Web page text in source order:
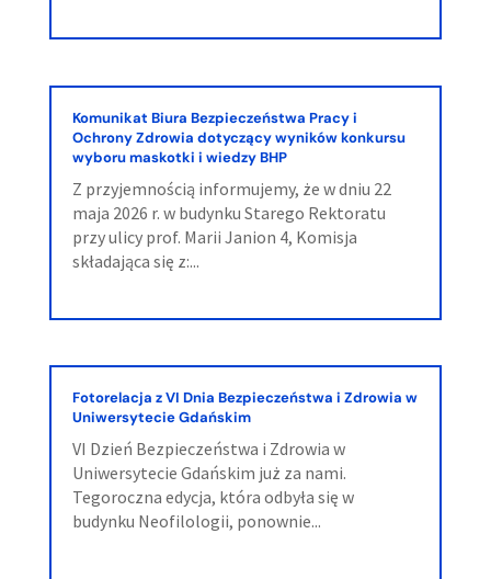
Komunikat Biura Bezpieczeństwa Pracy i
Ochrony Zdrowia dotyczący wyników konkursu
wyboru maskotki i wiedzy BHP
Z przyjemnością informujemy, że w dniu 22
maja 2026 r. w budynku Starego Rektoratu
przy ulicy prof. Marii Janion 4, Komisja
składająca się z:...
Fotorelacja z VI Dnia Bezpieczeństwa i Zdrowia w
Uniwersytecie Gdańskim
VI Dzień Bezpieczeństwa i Zdrowia w
Uniwersytecie Gdańskim już za nami.
Tegoroczna edycja, która odbyła się w
budynku Neofilologii, ponownie...